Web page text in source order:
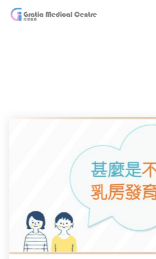
醫學資訊
套餐價格
傳媒報道